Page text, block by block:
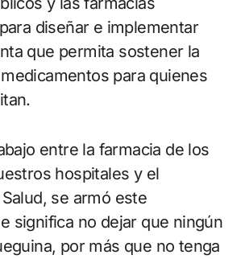
diseñar e implementar
que permita sostener la
para quienes
entre la farmacia de los
hospitales y el
se armó este
significa no dejar que ningún
por más que no tenga